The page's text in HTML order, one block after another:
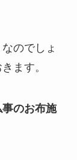
のでしょ
ます。
事のお布施